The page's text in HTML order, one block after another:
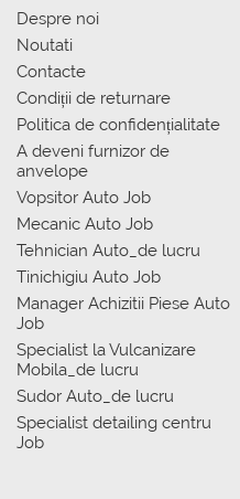
Despre noi
Noutati
Contacte
Condiții de returnare
Politica de confidențialitate
A deveni furnizor de
anvelope
Vopsitor Auto Job
Mecanic Auto Job
Tehnician Auto_de lucru
Tinichigiu Auto Job
Manager Achizitii Piese Auto
Job
Specialist la Vulcanizare
Mobila_de lucru
Sudor Auto_de lucru
Specialist detailing centru
Job